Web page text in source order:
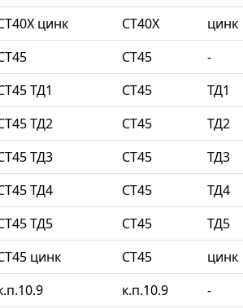
цинк СТ40Х цинк
СТ45 -
ТД1 СТ45 ТД1
ТД2 СТ45 ТД2
ТД3 СТ45 ТД3
ТД4 СТ45 ТД4
ТД5 СТ45 ТД5
цинк СТ45 цинк
к.п.10.9 -